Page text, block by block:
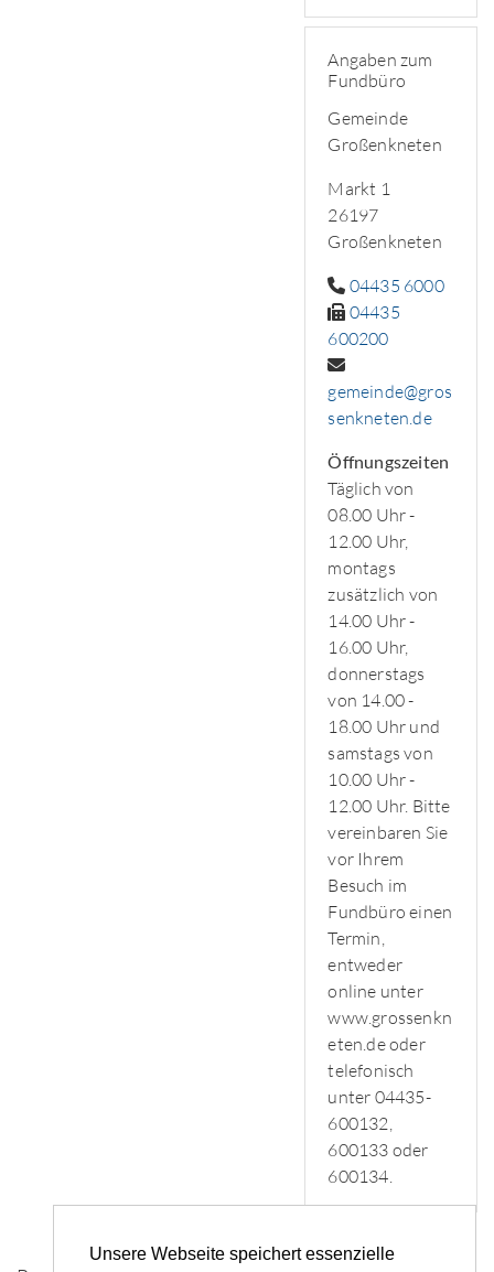
Unsere Webseite speichert essenzielle
Angaben zum
Fundbüro
Gemeinde
Großenkneten
Markt 1
26197
Großenkneten
04435 6000
04435
600200
gemeinde@gros
senkneten.de
Öffnungszeiten
Täglich von
08.00 Uhr -
12.00 Uhr,
montags
zusätzlich von
14.00 Uhr -
16.00 Uhr,
donnerstags
von 14.00 -
18.00 Uhr und
samstags von
10.00 Uhr -
12.00 Uhr. Bitte
vereinbaren Sie
vor Ihrem
Besuch im
Fundbüro einen
Termin,
entweder
online unter
www.grossenkn
eten.de oder
telefonisch
unter 04435-
600132,
600133 oder
600134.